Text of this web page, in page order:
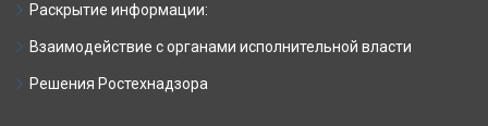
Раскрытие информации:
Взаимодействие с органами исполнительной власти
Решения Ростехнадзора